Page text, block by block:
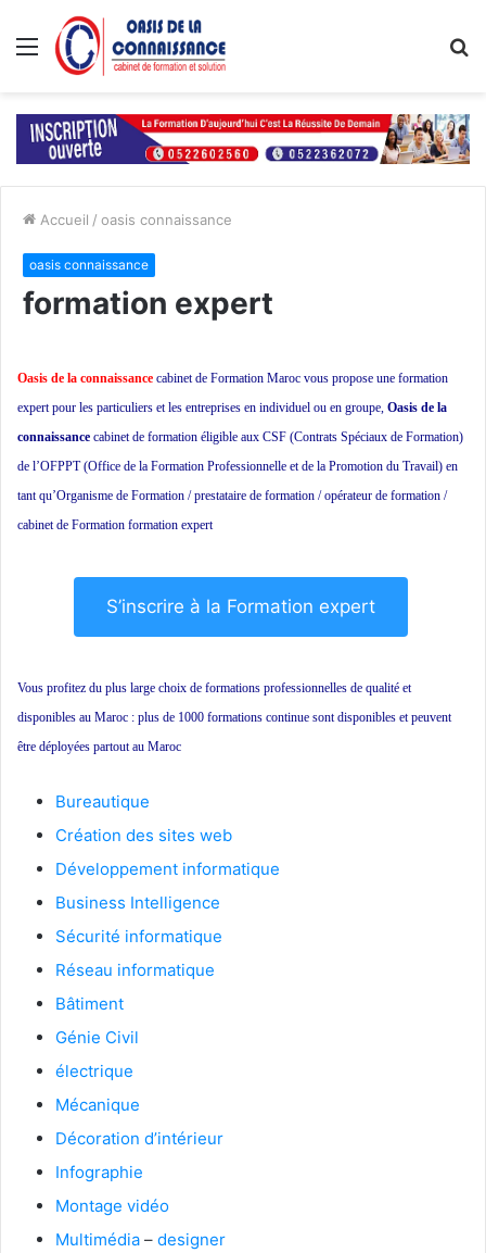
Menu
Accueil / oasis connaissance
oasis connaissance
formation expert
Oasis de la connaissance cabinet de Formation Maroc vous propose une formation
expert pour les particuliers et les entreprises en individuel ou en groupe, Oasis de la
connaissance cabinet de formation éligible aux CSF (Contrats Spéciaux de Formation)
de l’OFPPT (Office de la Formation Professionnelle et de la Promotion du Travail) en
tant qu’Organisme de Formation / prestataire de formation / opérateur de formation /
cabinet de Formation formation expert
S’inscrire à la Formation expert
Vous profitez du plus large choix de formations professionnelles de qualité et
disponibles au Maroc : plus de 1000 formations continue sont disponibles et peuvent
être déployées partout au Maroc
Bureautique
Création des sites web
Développement informatique
Business Intelligence
Sécurité informatique
Réseau informatique
Bâtiment
Génie Civil
électrique
Mécanique
Décoration d’intérieur
Infographie
Montage vidéo
Multimédia – designer